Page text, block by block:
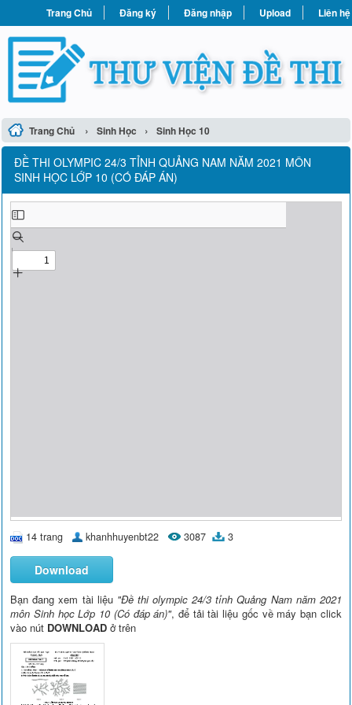
Trang Chủ Đăng ký Đăng nhập Upload Liên hệ
Trang Chủ › Sinh Học › Sinh Học 10
ĐỀ THI OLYMPIC 24/3 TỈNH QUẢNG NAM NĂM 2021 MÔN
SINH HỌC LỚP 10 (CÓ ĐÁP ÁN)
14 trang khanhhuyenbt22 3087 3
Download
Bạn đang xem tài liệu "Đề thi olympic 24/3 tỉnh Quảng Nam năm 2021
môn Sinh học Lớp 10 (Có đáp án)", để tải tài liệu gốc về máy bạn click
vào nút DOWNLOAD ở trên